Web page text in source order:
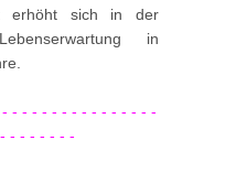
erhöht sich in der
in
- - - - - - - - - - - - - - -
- - - - - - -